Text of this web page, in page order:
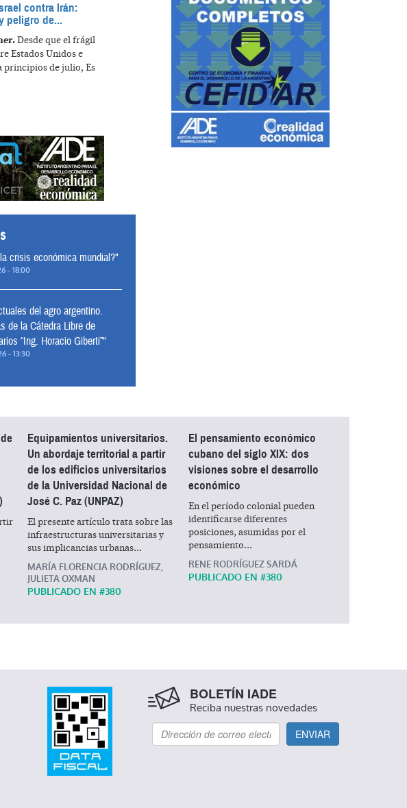
contra Irán:
peligro de...
Desde que el frágil
Estados Unidos e
principios de julio, Es
crisis económica mundial?"
- 18:00
del agro argentino.
de la Cátedra Libre de
“Ing. Horacio Giberti”"
- 13:30
Equipamientos universitarios.
Un abordaje territorial a partir
de los edificios universitarios
de la Universidad Nacional de
José C. Paz (UNPAZ)
El presente artículo trata sobre las
infraestructuras universitarias y
sus implicancias urbanas...
MARÍA FLORENCIA RODRÍGUEZ,
JULIETA OXMAN
PUBLICADO EN #380
El pensamiento económico
cubano del siglo XIX: dos
visiones sobre el desarrollo
económico
En el período colonial pueden
identificarse diferentes
posiciones, asumidas por el
pensamiento...
RENE RODRÍGUEZ SARDÁ
PUBLICADO EN #380
BOLETÍN IADE
Reciba nuestras novedades
ENVIAR